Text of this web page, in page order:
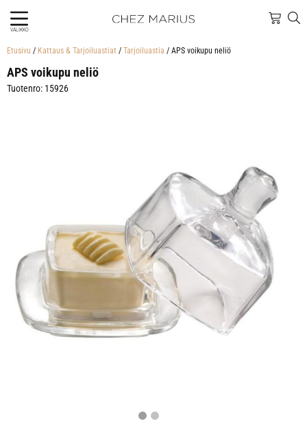
VALIKKO
Etusivu / Kattaus & Tarjoiluastiat / Tarjoiluastia / APS voikupu neliö
APS voikupu neliö
Tuotenro: 15926